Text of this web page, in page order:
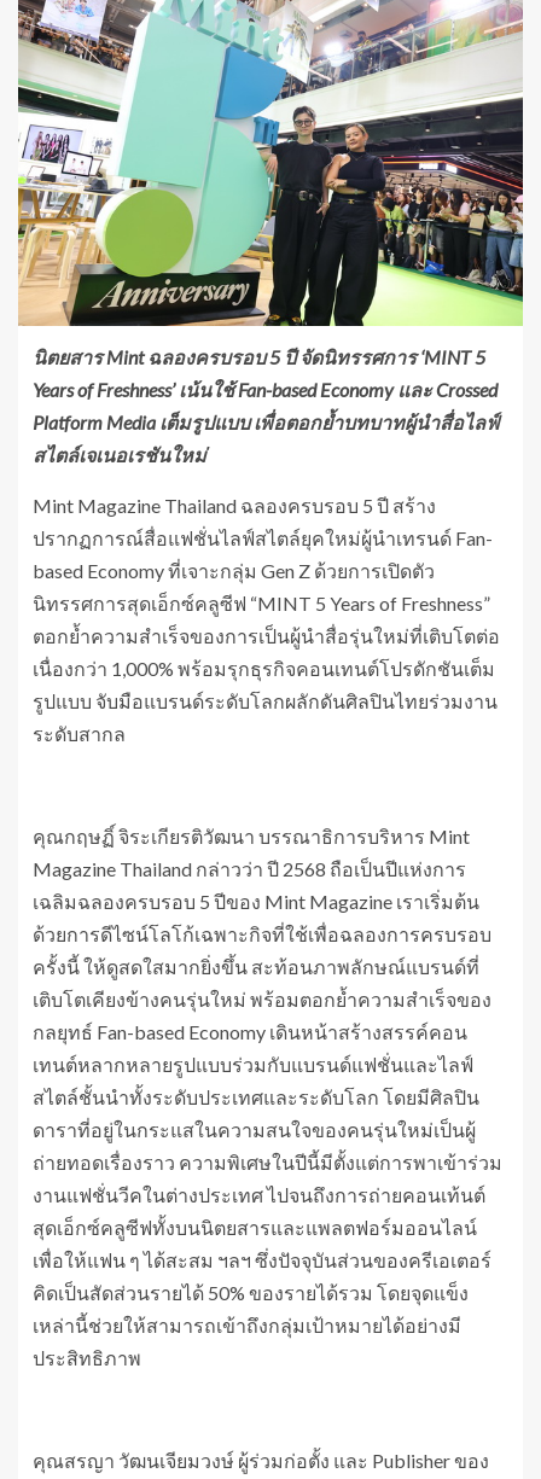
นิตยสาร Mint ฉลองครบรอบ 5 ปี จัดนิทรรศการ ‘MINT 5
Years of Freshness’ เน้นใช้ Fan-based Economy และ Crossed
Platform Media เต็มรูปแบบ เพื่อตอกย้ำบทบาทผู้นำสื่อไลฟ์
สไตล์เจเนอเรชันใหม่
Mint Magazine Thailand ฉลองครบรอบ 5 ปี สร้าง
ปรากฏการณ์สื่อแฟชั่นไลฟ์สไตล์ยุคใหม่ผู้นำเทรนด์ Fan-
based Economy ที่เจาะกลุ่ม Gen Z ด้วยการเปิดตัว
นิทรรศการสุดเอ็กซ์คลูซีฟ “MINT 5 Years of Freshness”
ตอกย้ำความสำเร็จของการเป็นผู้นำสื่อรุ่นใหม่ที่เติบโตต่อ
เนื่องกว่า 1,000% พร้อมรุกธุรกิจคอนเทนต์โปรดักชันเต็ม
รูปแบบ จับมือแบรนด์ระดับโลกผลักดันศิลปินไทยร่วมงาน
ระดับสากล
คุณกฤษฏิ์ จิระเกียรติวัฒนา บรรณาธิการบริหาร Mint
Magazine Thailand กล่าวว่า ปี 2568 ถือเป็นปีแห่งการ
เฉลิมฉลองครบรอบ 5 ปีของ Mint Magazine เราเริ่มต้น
ด้วยการดีไซน์โลโก้เฉพาะกิจที่ใช้เพื่อฉลองการครบรอบ
ครั้งนี้ ให้ดูสดใสมากยิ่งขึ้น สะท้อนภาพลักษณ์แบรนด์ที่
เติบโตเคียงข้างคนรุ่นใหม่ พร้อมตอกย้ำความสำเร็จของ
กลยุทธ์ Fan-based Economy เดินหน้าสร้างสรรค์คอน
เทนต์หลากหลายรูปแบบร่วมกับแบรนด์แฟชั่นและไลฟ์
สไตล์ชั้นนำทั้งระดับประเทศและระดับโลก โดยมีศิลปิน
ดาราที่อยู่ในกระแสในความสนใจของคนรุ่นใหม่เป็นผู้
ถ่ายทอดเรื่องราว ความพิเศษในปีนี้มีตั้งแต่การพาเข้าร่วม
งานแฟชั่นวีคในต่างประเทศ ไปจนถึงการถ่ายคอนเท้นต์
สุดเอ็กซ์คลูซีฟทั้งบนนิตยสารและแพลตฟอร์มออนไลน์
เพื่อให้แฟน ๆ ได้สะสม ฯลฯ ซึ่งปัจจุบันส่วนของครีเอเตอร์
คิดเป็นสัดส่วนรายได้ 50% ของรายได้รวม โดยจุดแข็ง
เหล่านี้ช่วยให้สามารถเข้าถึงกลุ่มเป้าหมายได้อย่างมี
ประสิทธิภาพ
คุณสรญา วัฒนเจียมวงษ์ ผู้ร่วมก่อตั้ง และ Publisher ของ